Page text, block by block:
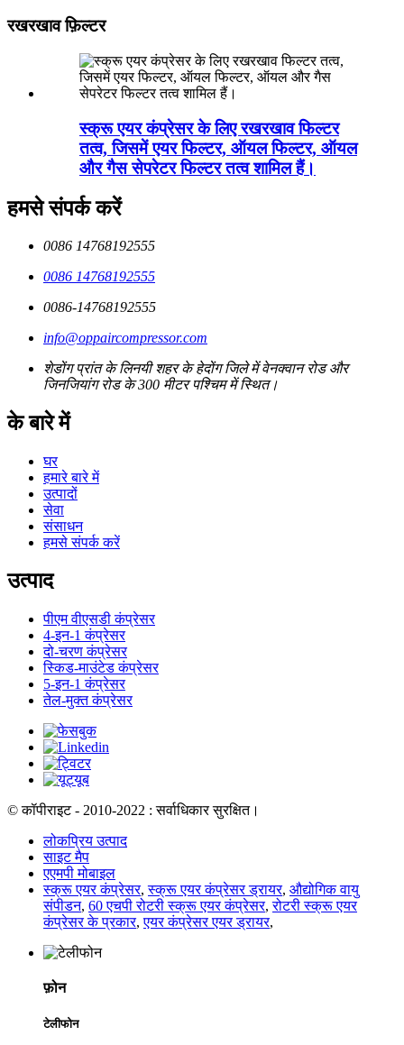
रखरखाव फ़िल्टर
स्क्रू एयर कंप्रेसर के लिए रखरखाव फिल्टर
तत्व, जिसमें एयर फिल्टर, ऑयल फिल्टर, ऑयल
और गैस सेपरेटर फिल्टर तत्व शामिल हैं।
हमसे संपर्क करें
0086 14768192555
0086 14768192555
0086-14768192555
info@oppaircompressor.com
शेडोंग प्रांत के लिनयी शहर के हेदोंग जिले में वेनक्वान रोड और
जिनजियांग रोड के 300 मीटर पश्चिम में स्थित।
के बारे में
घर
हमारे बारे में
उत्पादों
सेवा
संसाधन
हमसे संपर्क करें
उत्पाद
पीएम वीएसडी कंप्रेसर
4-इन-1 कंप्रेसर
दो-चरण कंप्रेसर
स्किड-माउंटेड कंप्रेसर
5-इन-1 कंप्रेसर
तेल-मुक्त कंप्रेसर
© कॉपीराइट - 2010-2022 : सर्वाधिकार सुरक्षित।
लोकप्रिय उत्पाद
साइट मैप
एएमपी मोबाइल
स्क्रू एयर कंप्रेसर,स्क्रू एयर कंप्रेसर ड्रायर, औद्योगिक वायु
संपीडन, 60 एचपी रोटरी स्क्रू एयर कंप्रेसर,रोटरी स्क्रू एयर
कंप्रेसर के प्रकार,एयर कंप्रेसर एयर ड्रायर,
फ़ोन
टेलीफोन